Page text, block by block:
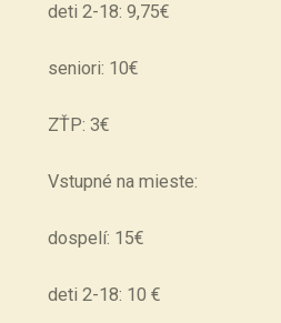
deti 2-18: 9,75€
seniori: 10€
ZŤP: 3€
Vstupné na mieste:
dospelí: 15€
deti 2-18: 10 €